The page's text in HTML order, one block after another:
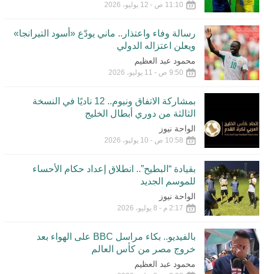
11:10 ص - 12 يوليو، 2026
رسالة وفاء واعتذار.. ماني يودّع «أسود التيرانجا»
ويعلن اعتزاله الدولي
محمود عبد العظيم
9:50 ص - 11 يوليو، 2026
بمشاركة الاتفاق ونيوم.. 12 ناديًا في النسخة
الثالثة من دوري أبطال الخليج
الواحة نيوز
10:58 ص - 10 يوليو، 2026
بقيادة “البطيح”.. انطلاق إعداد حكام الأحساء
للموسم الجديد
الواحة نيوز
2:17 م - 8 يوليو، 2026
بالفيديو.. بكاء مراسل BBC على الهواء بعد
خروج مصر من كأس العالم
محمود عبد العظيم